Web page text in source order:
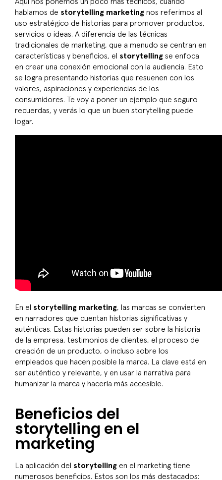
hablamos de storytelling marketing nos referimos al
uso estratégico de historias para promover productos,
servicios o ideas. A diferencia de las técnicas
tradicionales de marketing, que a menudo se centran en
características y beneficios, el storytelling se enfoca
en crear una conexión emocional con la audiencia. Esto
se logra presentando historias que resuenen con los
valores, aspiraciones y experiencias de los
consumidores. Te voy a poner un ejemplo que seguro
recuerdas, y verás lo que un buen storytelling puede
logar.
En el storytelling marketing, las marcas se convierten
en narradores que cuentan historias significativas y
auténticas. Estas historias pueden ser sobre la historia
de la empresa, testimonios de clientes, el proceso de
creación de un producto, o incluso sobre los
empleados que hacen posible la marca. La clave está en
ser auténtico y relevante, y en usar la narrativa para
humanizar la marca y hacerla más accesible.
Beneficios del
storytelling en el
marketing
La aplicación del storytelling en el marketing tiene
numerosos beneficios. Estos son los más destacados: